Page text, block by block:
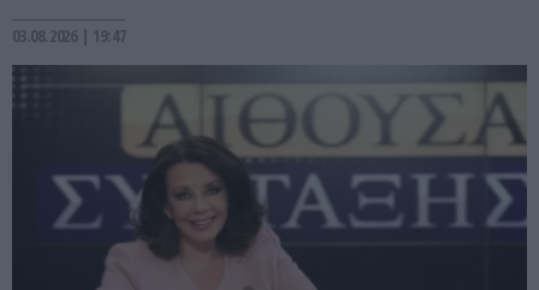
03.08.2026 | 19:47